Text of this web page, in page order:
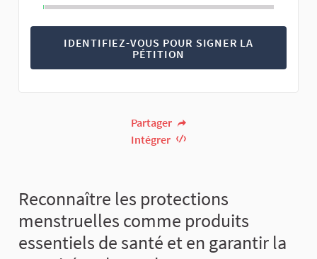
IDENTIFIEZ-VOUS POUR SIGNER LA
PÉTITION
Partager
Intégrer
Reconnaître les protections
menstruelles comme produits
essentiels de santé et en garantir la